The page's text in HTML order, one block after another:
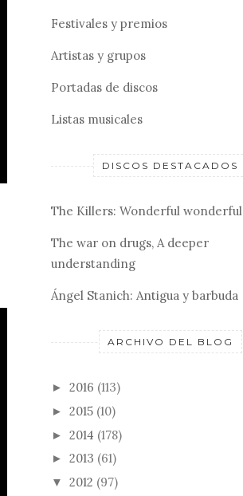
Festivales y premios
Artistas y grupos
Portadas de discos
Listas musicales
DISCOS DESTACADOS
The Killers: Wonderful wonderful
The war on drugs, A deeper
understanding
Ángel Stanich: Antigua y barbuda
ARCHIVO DEL BLOG
► 2016 (113)
► 2015 (10)
► 2014 (178)
► 2013 (61)
▼ 2012 (97)